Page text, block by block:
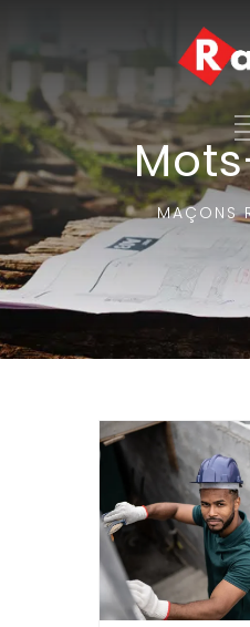
MAÇONS